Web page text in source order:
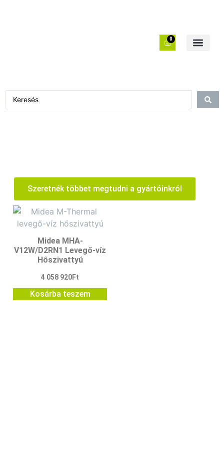
0
Szeretnék többet megtudni a gyártóinkról
Midea MHA-
V12W/D2RN1 Levegő-víz
Hőszivattyú
4 058 920Ft
Kosárba teszem